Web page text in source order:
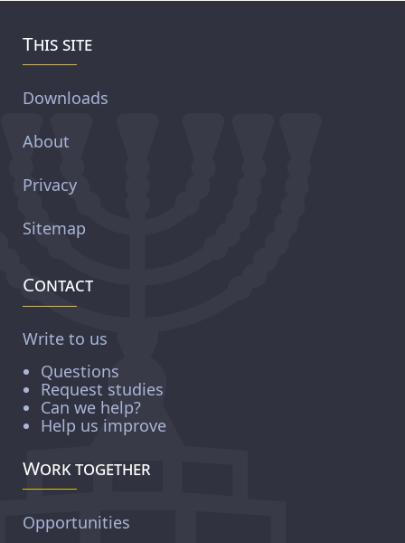
This site
Downloads
About
Privacy
Sitemap
Contact
Write to us
Questions
Request studies
Can we help?
Help us improve
Work together
Opportunities